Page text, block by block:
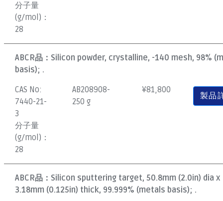
分子量
(g/mol)：
28
ABCR品： Silicon powder, crystalline, -140 mesh, 98%
basis); .
CAS No:
7440-21-
3
分子量
(g/mol)：
28
AB208908-
250 g
¥81,800
製品
ABCR品： Silicon sputtering target, 50.8mm (2.0in) dia x
3.18mm (0.125in) thick, 99.999% (metals basis); .